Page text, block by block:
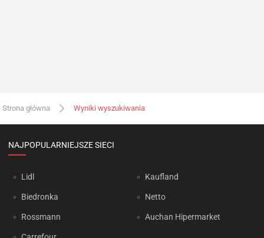
Strona główna Wyniki wyszukiwania
NAJPOPULARNIEJSZE SIECI
Lidl
Biedronka
Rossmann
Kaufland
Netto
Auchan Hipermarket